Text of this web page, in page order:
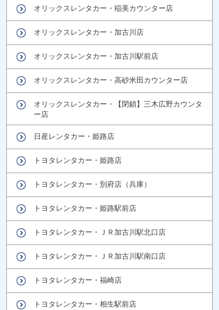
オリックスレンタカー・稲美カウンター店
オリックスレンタカー・加古川店
オリックスレンタカー・加古川駅前店
オリックスレンタカー・高砂米田カウンター店
オリックスレンタカー・【閉鎖】三木広野カウンタ
ー店
日産レンタカー・姫路店
トヨタレンタカー・姫路店
トヨタレンタカー・別府店（兵庫）
トヨタレンタカー・姫路駅前店
トヨタレンタカー・ＪＲ加古川駅北口店
トヨタレンタカー・ＪＲ加古川駅南口店
トヨタレンタカー・福崎店
トヨタレンタカー・相生駅前店